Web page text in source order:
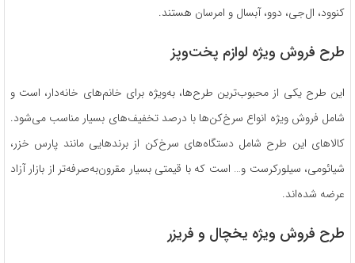
کنوود، ال‌جی، دوو، آبسال و امرسان هستند.
طرح فروش ویژه لوازم پخت‌و‌پز
این طرح یکی از محبوب‌ترین طرح‌ها، به‌ویژه برای خانم‌های خانه‌دار، است و
شامل فروش ویژه انواع سرخ‌کن‌ها با درصد تخفیف‌های بسیار مناسب می‌شود.
کالاهای این طرح شامل دستگاه‌های سرخ‌کن از برندهایی مانند پارس خزر،
شیائومی، سیلورکرست و… است که با قیمتی بسیار مقرون‌به‌صرفه‌تر از بازار آزاد
عرضه شده‌اند.
طرح فروش ویژه یخچال و فریزر